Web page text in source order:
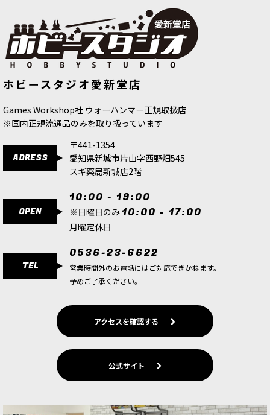
ホビースタジオ愛新堂店
Games Workshop社 ウォーハンマー正規取扱店
※国内正規流通品のみを取り扱っています
ADRESS
〒441-1354
愛知県新城市片山字西野畑545
スギ薬局新城店2階
OPEN
10:00 - 19:00
※日曜日のみ 10:00 - 17:00
月曜定休日
TEL
0536-23-6622
営業時間外のお電話にはご対応できかねます。
予めご了承ください。
アクセスを確認する
公式サイト